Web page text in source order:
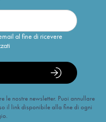
al fine di ricevere
le nostre newsletter. Puoi annullare
il link disponibile alla fine di ogni